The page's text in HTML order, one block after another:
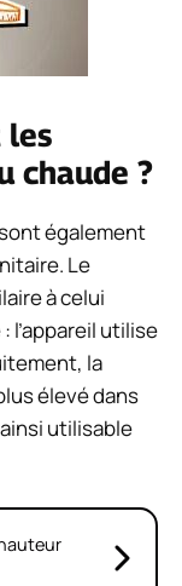
les
chaude ?
également
Le
à celui
l’appareil utilise
la
élevé dans
utilisable